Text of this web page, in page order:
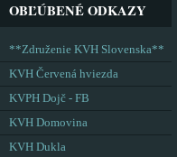
OBĽÚBENÉ ODKAZY
**Združenie KVH Slovenska**
KVH Červená hviezda
KVPH Dojč - FB
KVH Domovina
KVH Dukla